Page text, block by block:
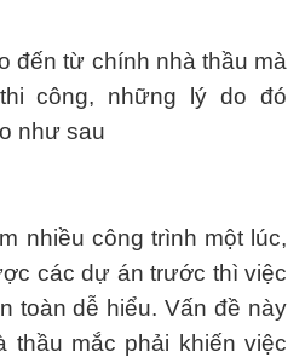
đến từ chính nhà thầu mà
công, những lý do đó
như sau
nhiều công trình một lúc,
các dự án trước thì việc
toàn dễ hiểu. Vấn đề này
thầu mắc phải khiến việc